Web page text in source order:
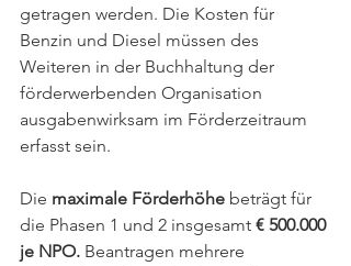
getragen werden. Die Kosten für
Benzin und Diesel müssen des
Weiteren in der Buchhaltung der
förderwerbenden Organisation
ausgabenwirksam im Förderzeitraum
erfasst sein.
Die maximale Förderhöhe beträgt für
die Phasen 1 und 2 insgesamt € 500.000
je NPO. Beantragen mehrere